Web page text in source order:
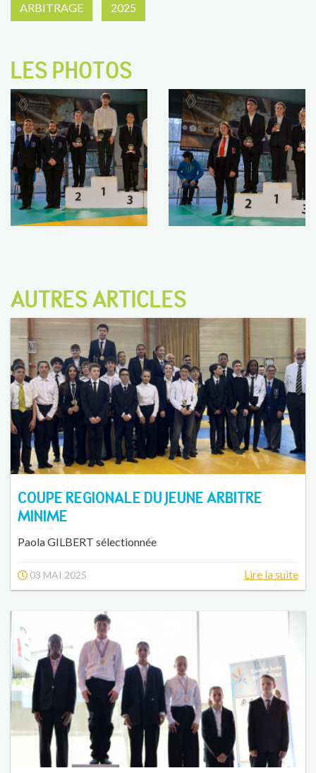
ARBITRAGE 2025
LES PHOTOS
AUTRES ARTICLES
COUPE REGIONALE DU JEUNE ARBITRE
MINIME
Paola GILBERT sélectionnée
03 MAI 2025 Lire la suite